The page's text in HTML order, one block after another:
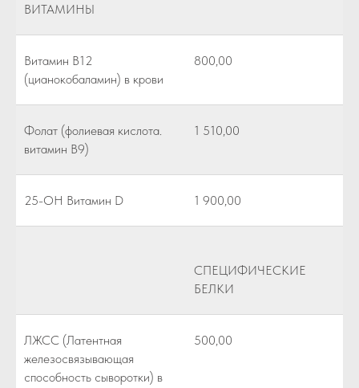
ВИТАМИНЫ
Витамин В12
(цианокобаламин) в крови
800,00
Фолат (фолиевая кислота.
витамин В9)
1 510,00
25-ОН Витамин D 1 900,00
СПЕЦИФИЧЕСКИЕ
БЕЛКИ
ЛЖСС (Латентная
железосвязывающая
способность сыворотки) в
500,00